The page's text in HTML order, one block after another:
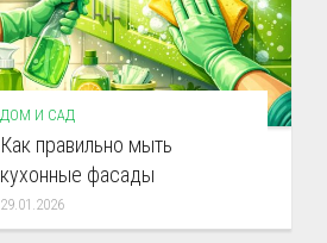
ДОМ И САД
Как правильно мыть
кухонные фасады
29.01.2026